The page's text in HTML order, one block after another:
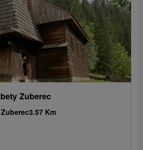
Zuberec
Zuberec3.57 Km